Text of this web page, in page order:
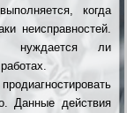
когда
неисправностей.
нуждается ли
Данные действия